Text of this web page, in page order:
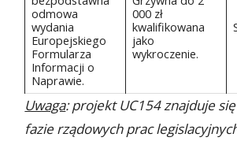
odmowa
wydania
Europejskiego
Formularza
Informacji o
Naprawie.
000 zł
kwalifikowana
jako
wykroczenie.
Uwaga: projekt UC154 znajduje
fazie rządowych prac